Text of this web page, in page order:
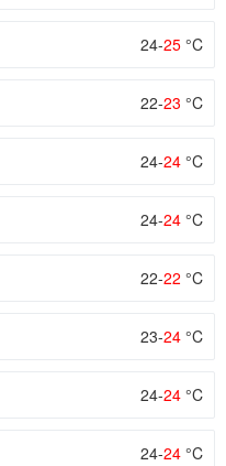
24-25 °C
22-23 °C
24-24 °C
24-24 °C
22-22 °C
23-24 °C
24-24 °C
24-24 °C